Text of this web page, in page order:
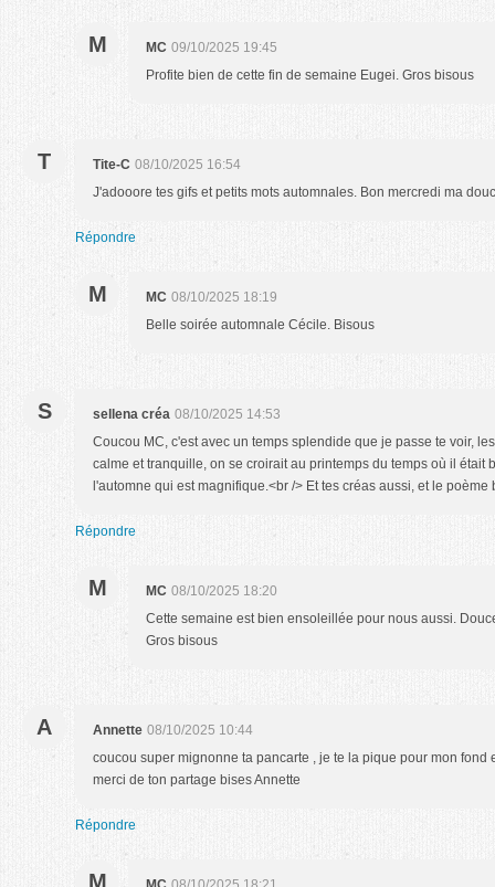
M MC 09/10/2025 19:45
Profite bien de cette fin de semaine Eugei. Gros bisous
T Tite-C 08/10/2025 16:54
J'adooore tes gifs et petits mots automnales. Bon mercredi ma
Répondre
M MC 08/10/2025 18:19
Belle soirée automnale Cécile. Bisous
S sellena créa 08/10/2025 14:53
Coucou MC, c'est avec un temps splendide que je passe te voir,
calme et tranquille, on se croirait au printemps du temps où il était
l'automne qui est magnifique.<br /> Et tes créas aussi, et le
Répondre
M MC 08/10/2025 18:20
Cette semaine est bien ensoleillée pour nous aussi.
Gros bisous
A Annette 08/10/2025 10:44
coucou super mignonne ta pancarte , je te la pique pour mon fond
merci de ton partage bises Annette
Répondre
M